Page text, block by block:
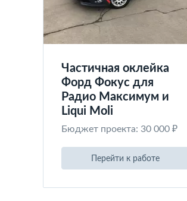
Частичная оклейка
Форд Фокус для
Радио Максимум и
Liqui Moli
Бюджет проекта: 30 000 ₽
Перейти к работе